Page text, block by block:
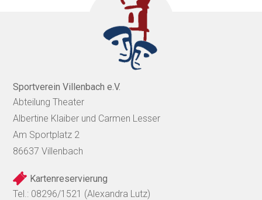
Sportverein Villenbach e.V.
Abteilung Theater
Albertine Klaiber und Carmen Lesser
Am Sportplatz 2
86637 Villenbach
Kartenreservierung
Tel.: 08296/1521 (Alexandra Lutz)